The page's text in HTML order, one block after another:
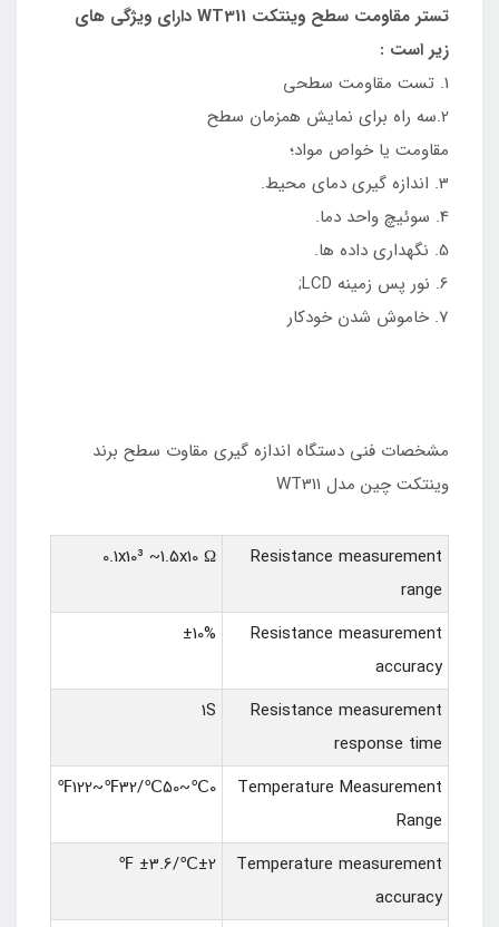
تستر مقاومت سطح وینتکت WT311 دارای ویژگی های
زیر است :
1. تست مقاومت سطحی
2.سه راه برای نمایش همزمان سطح
مقاومت یا خواص مواد؛
3. اندازه گیری دمای محیط.
4. سوئیچ واحد دما.
5. نگهداری داده ها.
6. نور پس زمینه LCD;
7. خاموش شدن خودکار
مشخصات فنی دستگاه اندازه گیری مقاوت سطح برند
وینتکت چین مدل WT311
Resistance measurement
range
0.1x10³ ~1.5x10 Ω
Resistance measurement
accuracy
±10%
Resistance measurement
response time
1S
Temperature Measurement
Range
0℃~50℃/32℉~122℉
Temperature measurement
accuracy
±2℃/±3.6 ℉